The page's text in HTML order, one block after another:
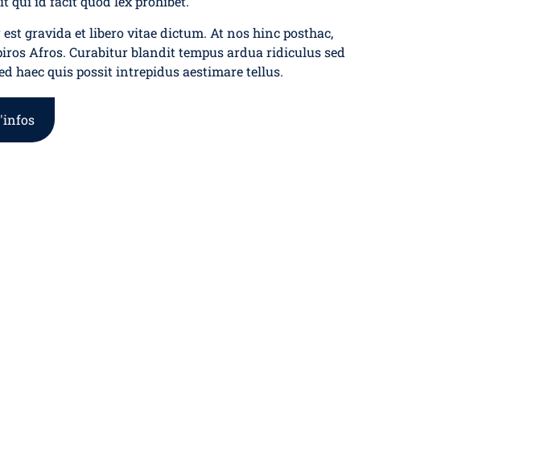
gravida et libero vitae dictum. At nos hinc posthac,
Afros. Curabitur blandit tempus ardua ridiculus sed
haec quis possit intrepidus aestimare tellus.